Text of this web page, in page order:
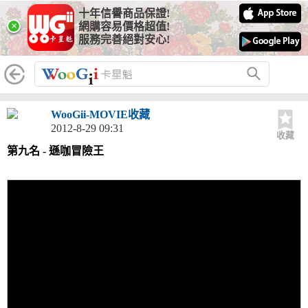
×
十年信譽商品保證!
網購容易價格超值!
服務完善絕對安心!
WooGii-MOVIE收藏
2012-8-29 09:31
收藏
第九名 - 遜咖冒險王